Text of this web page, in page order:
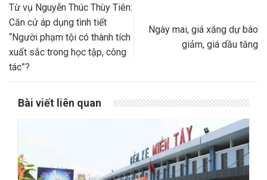
Từ vụ Nguyễn Thúc Thùy Tiên:
Căn cứ áp dụng tình tiết
“Người phạm tội có thành tích
xuất sắc trong học tập, công
tác”?
Ngày mai, giá xăng dự báo
giảm, giá dầu tăng
Bài viết liên quan